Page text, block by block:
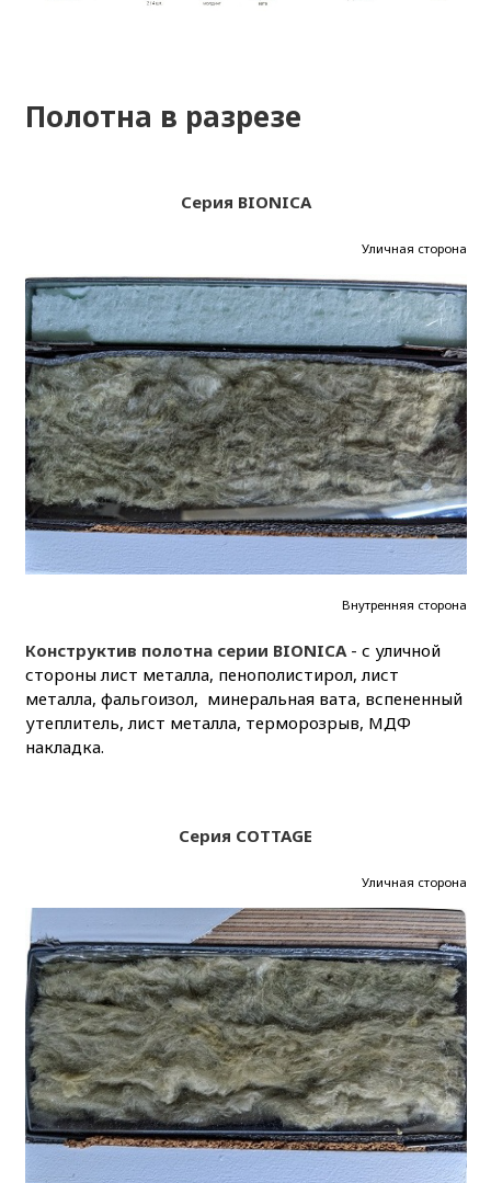
Полотна в разрезе
Серия BIONICA
Уличная сторона
Внутренняя сторона
Конструктив полотна серии BIONICA- с уличной
стороны лист металла, пенополистирол, лист
металла, фальгоизол, минеральная вата, вспененный
утеплитель, лист металла, терморозрыв, МДФ
накладка.
Серия COTTAGE
Уличная сторона